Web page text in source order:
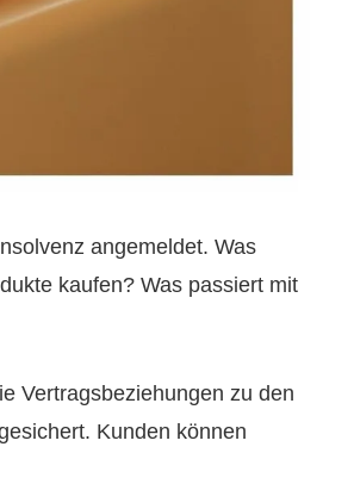
angemeldet. Was
kaufen? Was passiert mit
Vertragsbeziehungen zu den
Kunden können